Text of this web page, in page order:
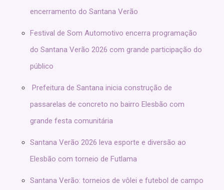
encerramento do Santana Verão
Festival de Som Automotivo encerra programação
do Santana Verão 2026 com grande participação do
público
Prefeitura de Santana inicia construção de
passarelas de concreto no bairro Elesbão com
grande festa comunitária
Santana Verão 2026 leva esporte e diversão ao
Elesbão com torneio de Futlama
Santana Verão: torneios de vôlei e futebol de campo